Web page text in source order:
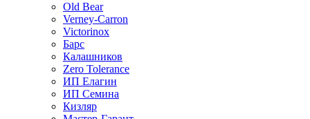
Old Bear
Verney-Carron
Victorinox
Барс
Калашников
Zero Tolerance
ИП Елагин
ИП Семина
Кизляр